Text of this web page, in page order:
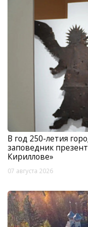
В год 250-летия
заповедник
Кириллове»
07 августа 2026